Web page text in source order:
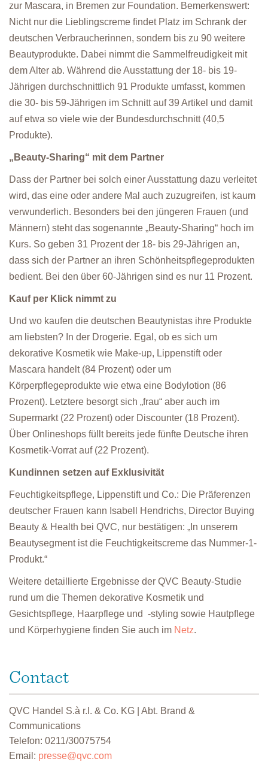
zur Mascara, in Bremen zur Foundation. Bemerkenswert:
Nicht nur die Lieblingscreme findet Platz im Schrank der
deutschen Verbraucherinnen, sondern bis zu 90 weitere
Beautyprodukte. Dabei nimmt die Sammelfreudigkeit mit
dem Alter ab. Während die Ausstattung der 18- bis 19-
Jährigen durchschnittlich 91 Produkte umfasst, kommen
die 30- bis 59-Jährigen im Schnitt auf 39 Artikel und damit
auf etwa so viele wie der Bundesdurchschnitt (40,5
Produkte).
„Beauty-Sharing“ mit dem Partner
Dass der Partner bei solch einer Ausstattung dazu verleitet
wird, das eine oder andere Mal auch zuzugreifen, ist kaum
verwunderlich. Besonders bei den jüngeren Frauen (und
Männern) steht das sogenannte „Beauty-Sharing“ hoch im
Kurs. So geben 31 Prozent der 18- bis 29-Jährigen an,
dass sich der Partner an ihren Schönheitspflegeprodukten
bedient. Bei den über 60-Jährigen sind es nur 11 Prozent.
Kauf per Klick nimmt zu
Und wo kaufen die deutschen Beautynistas ihre Produkte
am liebsten? In der Drogerie. Egal, ob es sich um
dekorative Kosmetik wie Make-up, Lippenstift oder
Mascara handelt (84 Prozent) oder um
Körperpflegeprodukte wie etwa eine Bodylotion (86
Prozent). Letztere besorgt sich „frau“ aber auch im
Supermarkt (22 Prozent) oder Discounter (18 Prozent).
Über Onlineshops füllt bereits jede fünfte Deutsche ihren
Kosmetik-Vorrat auf (22 Prozent).
Kundinnen setzen auf Exklusivität
Feuchtigkeitspflege, Lippenstift und Co.: Die Präferenzen
deutscher Frauen kann Isabell Hendrichs, Director Buying
Beauty & Health bei QVC, nur bestätigen: „In unserem
Beautysegment ist die Feuchtigkeitscreme das Nummer-1-
Produkt.“
Weitere detaillierte Ergebnisse der QVC Beauty-Studie
rund um die Themen dekorative Kosmetik und
Gesichtspflege, Haarpflege und -styling sowie Hautpflege
und Körperhygiene finden Sie auch im Netz.
Contact
QVC Handel S.à r.l. & Co. KG | Abt. Brand &
Communications
Telefon: 0211/30075754
Email: presse@qvc.com